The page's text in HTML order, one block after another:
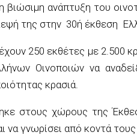
βιώσιμη ανάπτυξη του
της στην 30ή έκθεση
250 εκθέτες με 2.500
Οινοποιών να
κρασιά.
στους χώρους της
να γνωρίσει από κοντά